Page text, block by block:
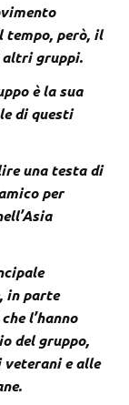
tempo, però, il
altri gruppi.
è la sua
di questi
una testa di
per
in parte
l’hanno
del gruppo,
e alle